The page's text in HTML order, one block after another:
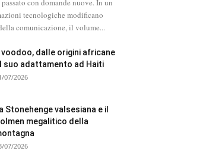
con domande nuove. In un
tecnologiche modificano
comunicazione, il volume...
Il voodoo, dalle origini africane
suo adattamento ad Haiti
07/2026
Stonehenge valsesiana e il
megalitico della
07/2026